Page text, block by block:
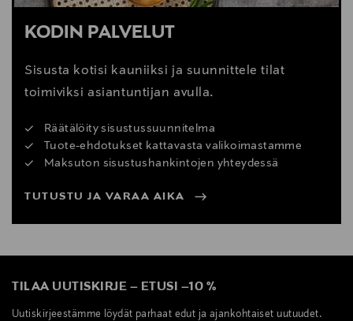
KODIN PALVELUT
Sisusta kotisi kauniiksi ja suunnittele tilat
toimiviksi asiantuntijan avulla.
Räätälöity sisustussuunnitelma
Tuote-ehdotukset kattavasta valikoimastamme
Maksuton sisustushankintojen yhteydessä
TUTUSTU JA VARAA AIKA
TILAA UUTISKIRJE – ETUSI –10 %
Uutiskirjeestämme löydät parhaat edut ja ajankohtaiset uutuudet.